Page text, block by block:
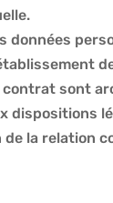
données
contrat sont
dispositions
de la relation